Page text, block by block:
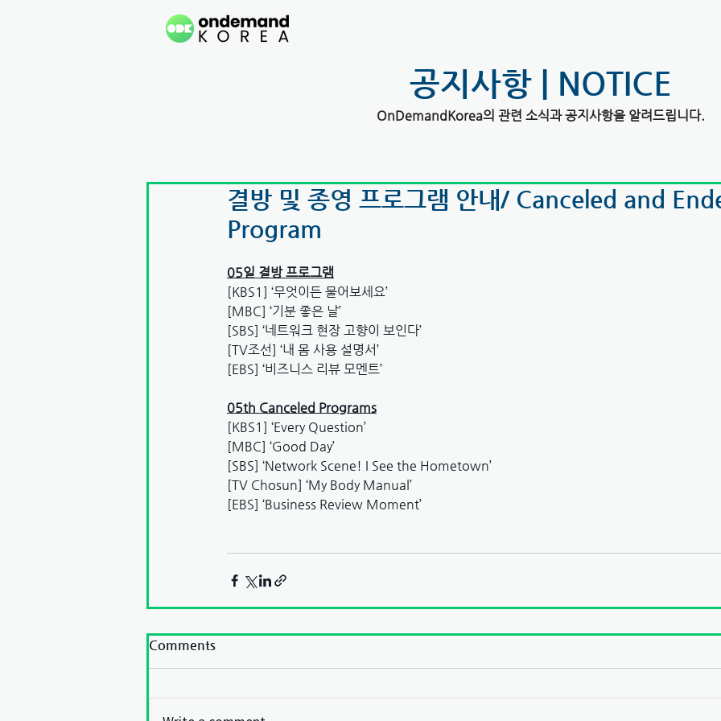
공지사항 | NOTICE
OnDemandKorea의 관련 소식과 공지사항을 알려드립니다.
결방 및 종영 프로그램 안내/ Canceled and
Program
05일 결방 프로그램
[KBS1] ‘무엇이든 물어보세요’
[MBC] ‘기분 좋은 날’
[SBS] ‘네트워크 현장 고향이 보인다’
[TV조선] ‘내 몸 사용 설명서’
[EBS] ‘비즈니스 리뷰 모멘트’
05th Canceled Programs
[KBS1] ‘Every Question’
[MBC] ‘Good Day’
[SBS] ‘Network Scene! I See the Hometown’
[TV Chosun] ‘My Body Manual’
[EBS] ‘Business Review Moment’
Comments